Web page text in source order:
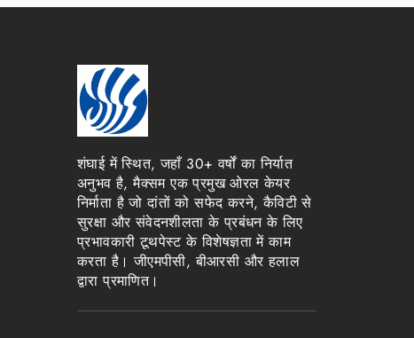
शंघाई में स्थित, जहाँ 30+ वर्षों का निर्यात
अनुभव है, मैक्सम एक प्रमुख ओरल केयर
निर्माता है जो दांतों को सफेद करने, कैविटी से
सुरक्षा और संवेदनशीलता के प्रबंधन के लिए
प्रभावकारी टूथपेस्ट के विशेषज्ञता में काम
करता है। जीएमपीसी, बीआरसी और हलाल
द्वारा प्रमाणित।